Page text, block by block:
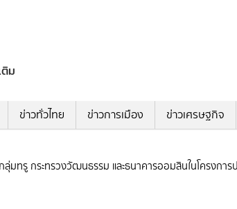
ติม
ข่าวทั่วไทย ข่าวการเมือง ข่าวเศรษฐกิจ
ทรู กระทรวงวัฒนธรรม และธนาคารออมสินในโครงกา